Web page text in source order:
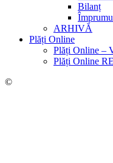
Bilanț
ARHIVĂ
Plăți Online
Plăți Online –
Plăți Online
©